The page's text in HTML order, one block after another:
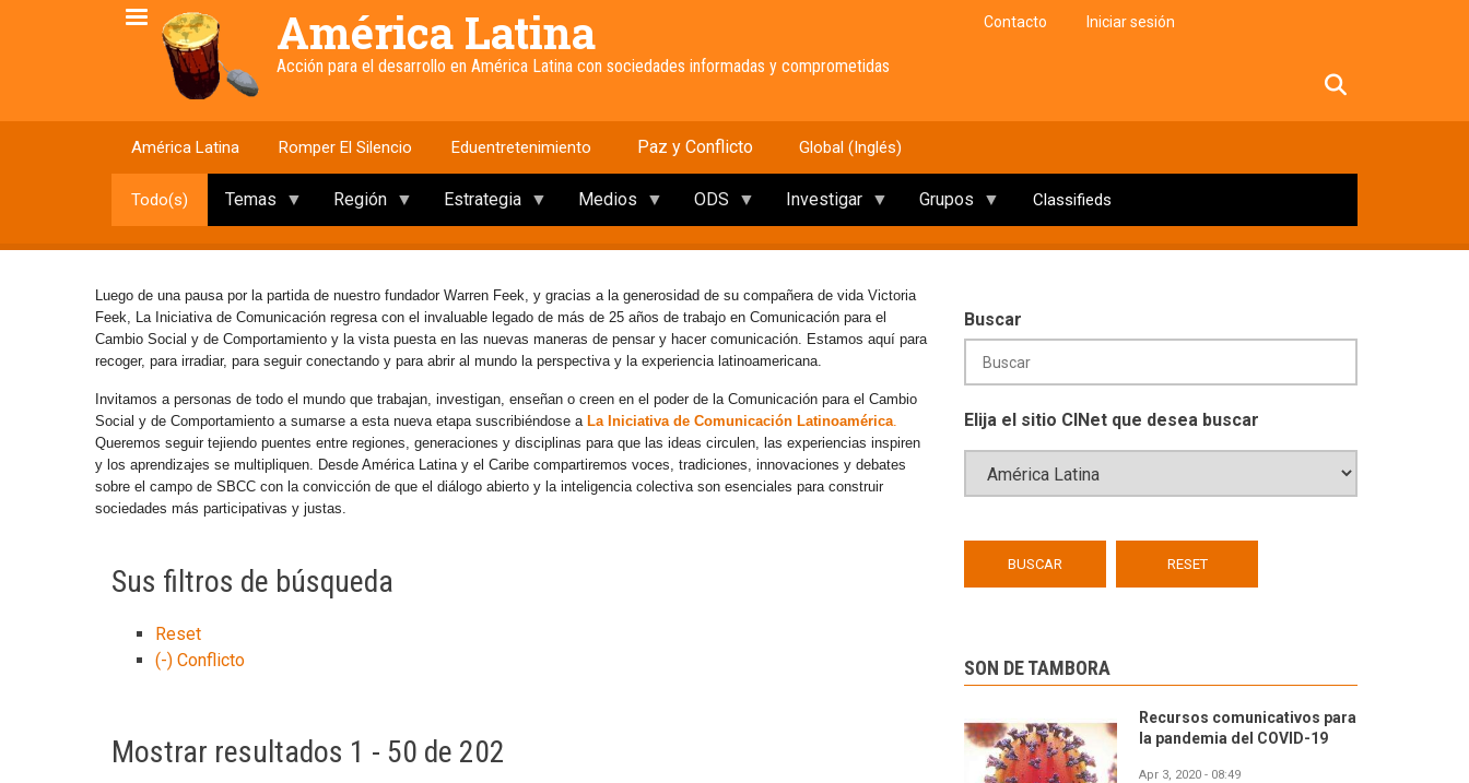
América Latina
Acción para el desarrollo en América Latina con sociedades informadas y comprometidas
Contacto Iniciar sesión
América Latina Romper El Silencio Eduentretenimiento Paz y Conflicto Global (Inglés)
Todo(s) Temas Región Estrategia Medios ODS Investigar Grupos Classifieds
Luego de una pausa por la partida de nuestro fundador Warren Feek, y gracias a la generosidad de su compañera de vida Victoria
Feek, La Iniciativa de Comunicación regresa con el invaluable legado de más de 25 años de trabajo en Comunicación para el
Cambio Social y de Comportamiento y la vista puesta en las nuevas maneras de pensar y hacer comunicación. Estamos aquí para
recoger, para irradiar, para seguir conectando y para abrir al mundo la perspectiva y la experiencia latinoamericana.
Invitamos a personas de todo el mundo que trabajan, investigan, enseñan o creen en el poder de la Comunicación para el Cambio
Social y de Comportamiento a sumarse a esta nueva etapa suscribiéndose a La Iniciativa de Comunicación Latinoamérica.
Queremos seguir tejiendo puentes entre regiones, generaciones y disciplinas para que las ideas circulen, las experiencias inspiren
y los aprendizajes se multipliquen. Desde América Latina y el Caribe compartiremos voces, tradiciones, innovaciones y debates
sobre el campo de SBCC con la convicción de que el diálogo abierto y la inteligencia colectiva son esenciales para construir
sociedades más participativas y justas.
Sus filtros de búsqueda
Reset
(-) Conflicto
Mostrar resultados 1 - 50 de 202
Buscar
Elija el sitio CINet que desea buscar
SON DE TAMBORA
Recursos comunicativos para
la pandemia del COVID-19
Apr 3, 2020 - 08:49